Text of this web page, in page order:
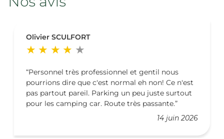
Olivier SCULFORT
14 juin 2026
Personnel très professionnel et gentil nous
pourrions dire que c'est normal eh non! Ce n'est
pas partout pareil. Parking un peu juste surtout
pour les camping car. Route très passante.